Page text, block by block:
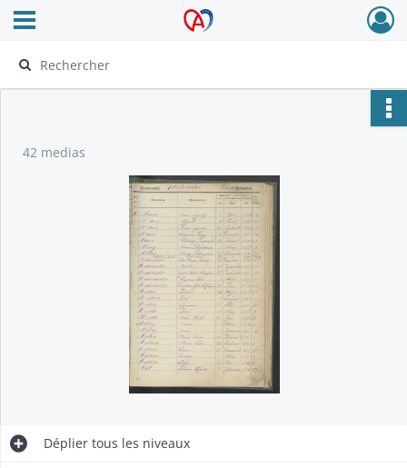
Archives Alsace - Colmar
Ouvrir le menu déroulant
42 medias
Déplier tous les niveaux